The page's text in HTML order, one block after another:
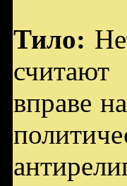
Тило:
вправе